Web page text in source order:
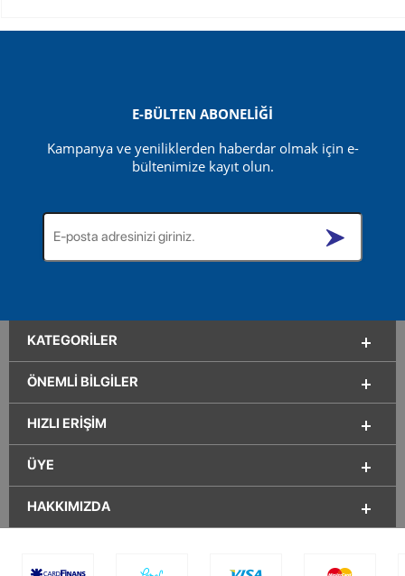
F-Gas
E-BÜLTEN ABONELİĞİ
Kampanya ve yeniliklerden haberdar olmak için e-
bültenimize kayıt olun.
KATEGORILER
ÖNEMLI BILGILER
HIZLI ERIŞIM
ÜYE
HAKKIMIZDA